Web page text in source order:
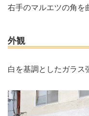
右手のマルエツの角を
外観
白を基調としたガラス